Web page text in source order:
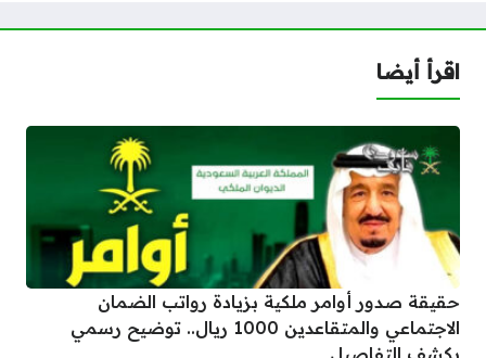
اقرأ أيضا
حقيقة صدور أوامر ملكية بزيادة رواتب الضمان
الاجتماعي والمتقاعدين 1000 ريال.. توضيح رسمي